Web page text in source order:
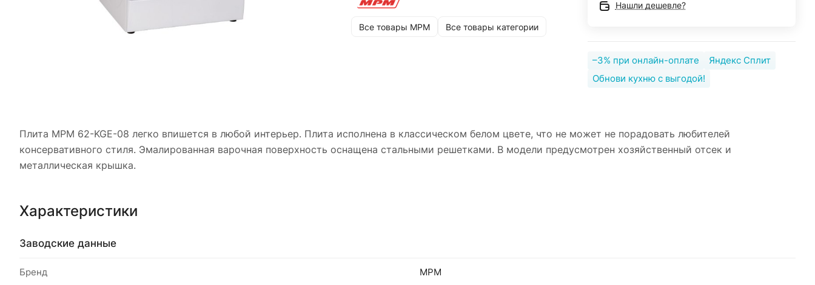
Все товары MPM Все товары категории
Нашли дешевле?
–3% при онлайн-оплате
Яндекс Сплит
Обнови кухню с выгодой!
Плита MPM 62-KGE-08 легко впишется в любой интерьер. Плита исполнена в классическом белом цвете, что не может не порадовать любителей
консервативного стиля. Эмалированная варочная поверхность оснащена стальными решетками. В модели предусмотрен хозяйственный отсек и
металлическая крышка.
Характеристики
Заводские данные
Бренд MPM